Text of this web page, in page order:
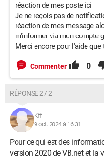
réaction de mes poste ici
Je ne reçois pas de
réaction de mes message
m'informer via mon compte
Merci encore pour l'aide que
Commenter 0
RÉPONSE 2 / 2
Kff
9 oct. 2024 à 16:31
Pour ce qui est des
version 2020 de VB.net et la